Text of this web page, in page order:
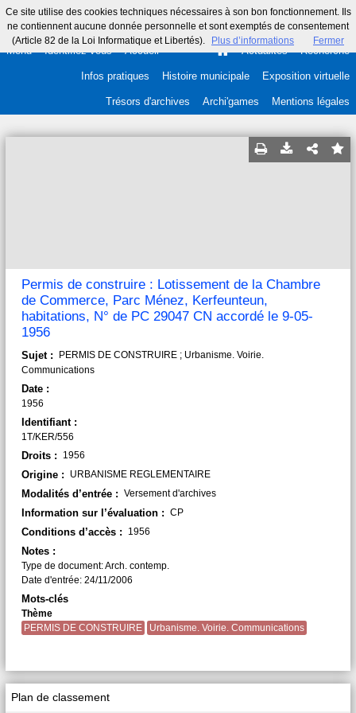
Ce site utilise des cookies techniques nécessaires à son bon fonctionnement. Ils
ne contiennent aucune donnée personnelle et sont exemptés de consentement
(Article 82 de la Loi Informatique et Libertés).
Plus d’informations Fermer
Menu Identifiez-vous Accueil Actualités Recherche
Infos pratiques Histoire municipale Exposition virtuelle
Trésors d'archives Archi'games Mentions légales
Plan de classement
Permis de construire : Lotissement de la Chambre
de Commerce, Parc Ménez, Kerfeunteun,
habitations, N° de PC 29047 CN accordé le 9-05-
1956
Sujet :
PERMIS DE CONSTRUIRE ; Urbanisme. Voirie.
Communications
Date :
1956
Identifiant :
1T/KER/556
Droits : 1956
Origine : URBANISME REGLEMENTAIRE
Modalités d’entrée : Versement d'archives
Information sur l’évaluation : CP
Conditions d’accès : 1956
Notes :
Type de document: Arch. contemp.
Date d'entrée: 24/11/2006
Mots-clés
Thème
PERMIS DE CONSTRUIRE
Urbanisme. Voirie. Communications